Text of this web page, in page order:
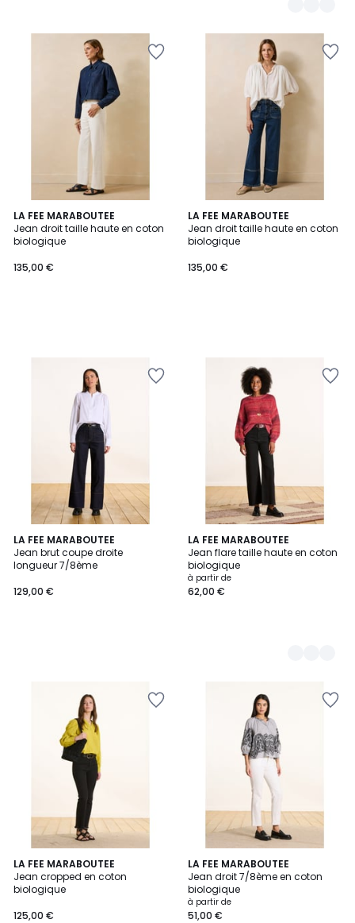
LA FEE MARABOUTEE
Jean droit taille haute en coton
biologique
135,00 €
LA FEE MARABOUTEE
Jean droit taille haute en coton
biologique
135,00 €
LA FEE MARABOUTEE
Jean brut coupe droite
longueur 7/8ème
129,00 €
LA FEE MARABOUTEE
Jean flare taille haute en coton
biologique
à partir de
62,00 €
2
Couleurs
LA FEE MARABOUTEE
Jean cropped en coton
biologique
125,00 €
LA FEE MARABOUTEE
Jean droit 7/8ème en coton
biologique
à partir de
51,00 €
2
Couleurs